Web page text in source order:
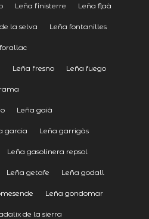
Leña finisterre Leña flaà
la selva Leña fontanilles
Leña fresno Leña fuego
Leña gaià
garcia Leña garrigàs
Leña gasolinera repsol
Leña getafe Leña godall
Leña gondomar
de la sierra